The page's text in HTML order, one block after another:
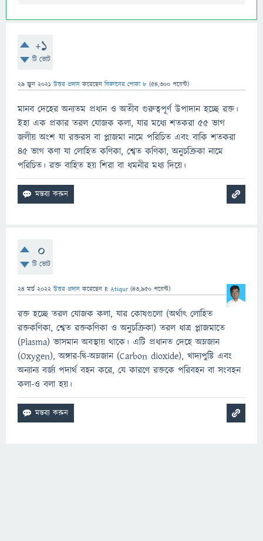
+1
টি ভোট
29 জুন 2021 উত্তর প্রদান করেছেনবিজ্ঞানের পোকা ৮ (54,300 পয়েন্ট)
মানব দেহের অন্যতম প্রধান ও অতীব গুরুত্বপূর্ণ উপাদান হচ্ছে রক্ত।
ইহা এক প্রকার তরল যোজক কলা, যার মধ্যে শতকরা ৫৫ ভাগ
জলীয় অংশ যা রক্তরস বা প্লাজমা নামে পরিচিত এবং বাকি শতকরা
৪৫ ভাগ কণা যা লোহিত কণিকা, শ্বেত কণিকা, অনুচক্রিকা নামে
পরিচিত। রক্ত বাহিত হয় শিরা বা ধমনীর মধ্য দিয়ে।
0
টি ভোট
24 মার্চ 2022 উত্তর প্রদান করেছেন R Atiqur (43,950 পয়েন্ট)
রক্ত হচ্ছে তরল যোজক কলা, যার কোষগুলো (অর্থাৎ লোহিত
রক্তকণিকা, শ্বেত রক্তকণিকা ও অনুচক্রিকা) তরল ধাত্র প্লাজমাতে
(Plasma) ভাসমান অবস্থায় থাকে। এটি প্রধানত দেহে অম্লজান
(Oxygen), অঙ্গার-দ্বি-অম্লজান (Carbon dioxide), খাদ্যপুষ্টি এবং
অন্যান্য বর্জ্য পদার্থ বহন করে, যে কারণে রক্তকে পরিবহন বা সংবহন
কলা-ও বলা হয়।